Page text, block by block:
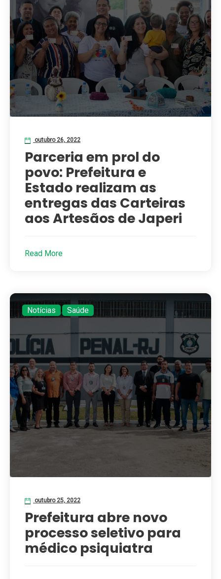
outubro 26, 2022
Parceria em prol do
povo: Prefeitura e
Estado realizam as
entregas das Carteiras
aos Artesãos de Japeri
Read More
Notícias , Saúde
outubro 25, 2022
Prefeitura abre novo
processo seletivo para
médico psiquiatra